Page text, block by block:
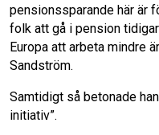
pensionssparande här är
folk att gå i pension
Europa att arbeta mindre
Sandström.
Samtidigt så betonade
initiativ”.